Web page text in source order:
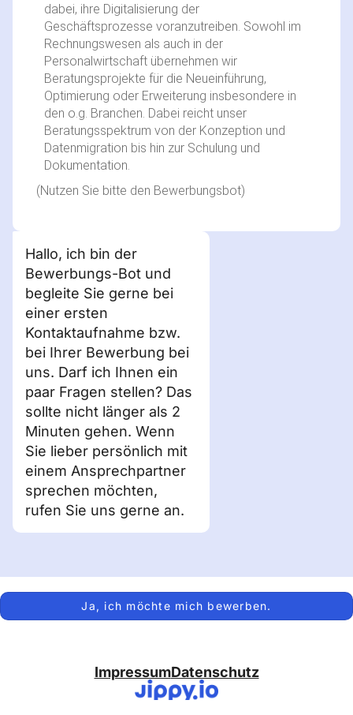
dabei, ihre Digitalisierung der
Geschäftsprozesse voranzutreiben. Sowohl im
Rechnungswesen als auch in der
Personalwirtschaft übernehmen wir
Beratungsprojekte für die Neueinführung,
Optimierung oder Erweiterung insbesondere in
den o.g. Branchen. Dabei reicht unser
Beratungsspektrum von der Konzeption und
Datenmigration bis hin zur Schulung und
Dokumentation.
(Nutzen Sie bitte den Bewerbungsbot)
Hallo, ich bin der
Bewerbungs-Bot und
begleite Sie gerne bei
einer ersten
Kontaktaufnahme bzw.
bei Ihrer Bewerbung bei
uns. Darf ich Ihnen ein
paar Fragen stellen? Das
sollte nicht länger als 2
Minuten gehen. Wenn
Sie lieber persönlich mit
einem Ansprechpartner
sprechen möchten,
rufen Sie uns gerne an.
Ja, ich möchte mich bewerben.
ImpressumDatenschutz